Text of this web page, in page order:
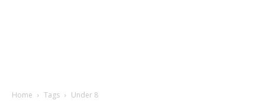
Home Tags Under 8